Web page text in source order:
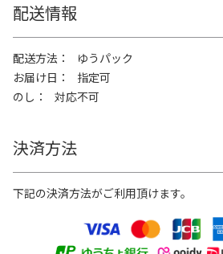
配送情報
配送方法
ゆうパック
お届け日
指定可
のし
対応不可
決済方法
下記の決済方法がご利用頂けます。